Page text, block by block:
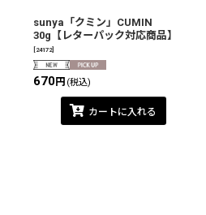
sunya「クミン」CUMIN
30g【レターパック対応商品】
24172]
670円 (税込)
カートに入れる